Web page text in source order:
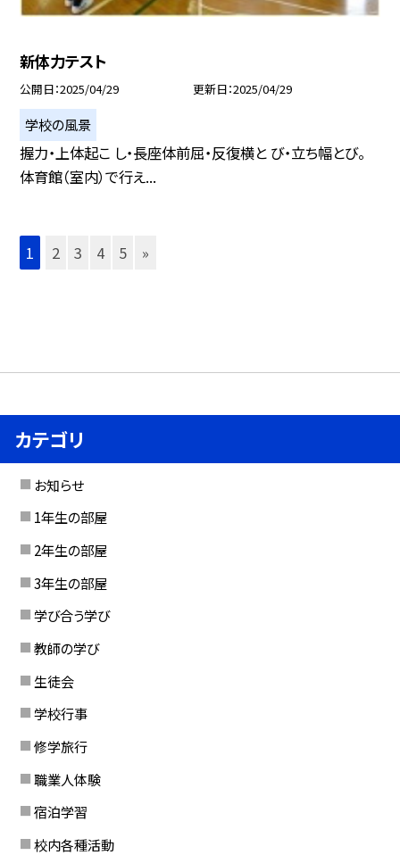
新体力テスト
公開日 2025/04/29 更新日 2025/04/29
学校の風景
握力・上体起こ し・長座体前屈・反復横と び・立ち幅とび。
体育館（室内）で行え...
1 2 3 4 5 »
カテゴリ
お知らせ
1年生の部屋
2年生の部屋
3年生の部屋
学び合う学び
教師の学び
生徒会
学校行事
修学旅行
職業人体験
宿泊学習
校内各種活動